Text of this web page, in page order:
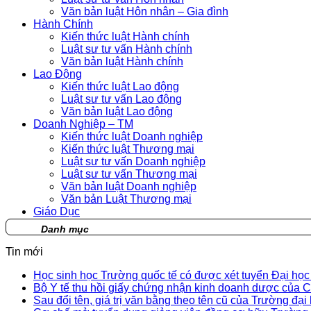
Văn bản luật Hôn nhân – Gia đình
Hành Chính
Kiến thức luật Hành chính
Luật sư tư vấn Hành chính
Văn bản luật Hành chính
Lao Động
Kiến thức luật Lao động
Luật sư tư vấn Lao động
Văn bản luật Lao động
Doanh Nghiệp – TM
Kiến thức luật Doanh nghiệp
Kiến thức luật Thương mại
Luật sư tư vấn Doanh nghiệp
Luật sư tư vấn Thương mại
Văn bản luật Doanh nghiệp
Văn bản Luật Thương mại
Giáo Dục
Danh mục
Tin mới
Học sinh học Trường quốc tế có được xét tuyển Đại
Bộ Y tế thu hồi giấy chứng nhận kinh doanh dược của
Sau đổi tên, giá trị văn bằng theo tên cũ của Trường